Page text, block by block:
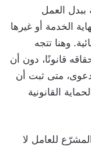
ببدل العمل
الخدمة أو غيرها
وهنا تتجه
قانونًا، دون أن
متى ثبت أن
القانونية
للعامل لا